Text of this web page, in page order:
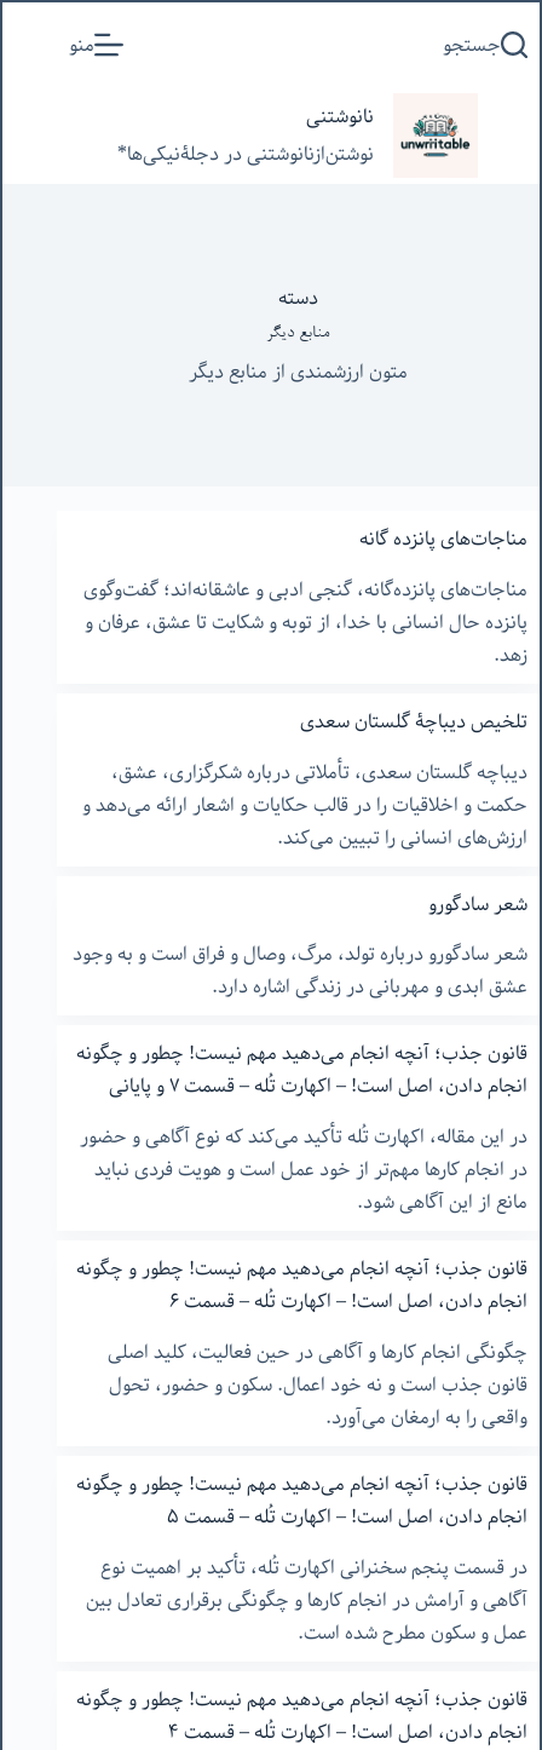
به
جستجو منو
نانوشتنی
نوشتن‌از‌نانوشتنی‌ در‌ دجلۀنیکی‌ها*
دسته
منابع دیگر
متون ارزشمندی از منابع دیگر
مناجات‌های پانزده گانه
مناجات‌های پانزده‌گانه، گنجی ادبی و عاشقانه‌اند؛ گفت‌وگوی
پانزده حال انسانی با خدا، از توبه و شکایت تا عشق، عرفان و
زهد.
تلخیص دیباچۀ گلستان سعدی
دیباچه گلستان سعدی، تأملاتی درباره شکرگزاری، عشق،
حکمت و اخلاقیات را در قالب حکایات و اشعار ارائه می‌دهد و
ارزش‌های انسانی را تبیین می‌کند.
شعر سادگورو
شعر سادگورو درباره تولد، مرگ، وصال و فراق است و به وجود
عشق ابدی و مهربانی در زندگی اشاره دارد.
قانون جذب؛ آنچه انجام می‌دهید مهم نیست! چطور و چگونه
انجام دادن، اصل است! – اکهارت تُله – قسمت ٧ و پایانی
در این مقاله، اکهارت تُله تأکید می‌کند که نوع آگاهی و حضور
در انجام کارها مهم‌تر از خود عمل است و هویت فردی نباید
مانع از این آگاهی شود.
قانون جذب؛ آنچه انجام می‌دهید مهم نیست! چطور و چگونه
انجام دادن، اصل است! – اکهارت تُله – قسمت ۶
چگونگی انجام کارها و آگاهی در حین فعالیت، کلید اصلی
قانون جذب است و نه خود اعمال. سکون و حضور، تحول
واقعی را به ارمغان می‌آورد.
قانون جذب؛ آنچه انجام می‌دهید مهم نیست! چطور و چگونه
انجام دادن، اصل است! – اکهارت تُله – قسمت ۵
در قسمت پنجم سخنرانی اکهارت تُله، تأکید بر اهمیت نوع
آگاهی و آرامش در انجام کارها و چگونگی برقراری تعادل بین
عمل و سکون مطرح شده است.
قانون جذب؛ آنچه انجام می‌دهید مهم نیست! چطور و چگونه
انجام دادن، اصل است! – اکهارت تُله – قسمت ۴